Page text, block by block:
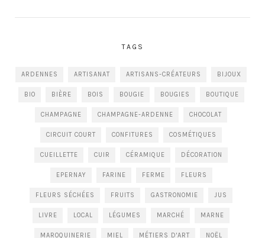
TAGS
ARDENNES ARTISANAT ARTISANS-CRÉATEURS BIJOUX
BIO BIÈRE BOIS BOUGIE BOUGIES BOUTIQUE
CHAMPAGNE CHAMPAGNE-ARDENNE CHOCOLAT
CIRCUIT COURT CONFITURES COSMÉTIQUES
CUEILLETTE CUIR CÉRAMIQUE DÉCORATION
EPERNAY FARINE FERME FLEURS
FLEURS SÉCHÉES FRUITS GASTRONOMIE JUS
LIVRE LOCAL LÉGUMES MARCHÉ MARNE
MAROQUINERIE MIEL MÉTIERS D'ART NOËL